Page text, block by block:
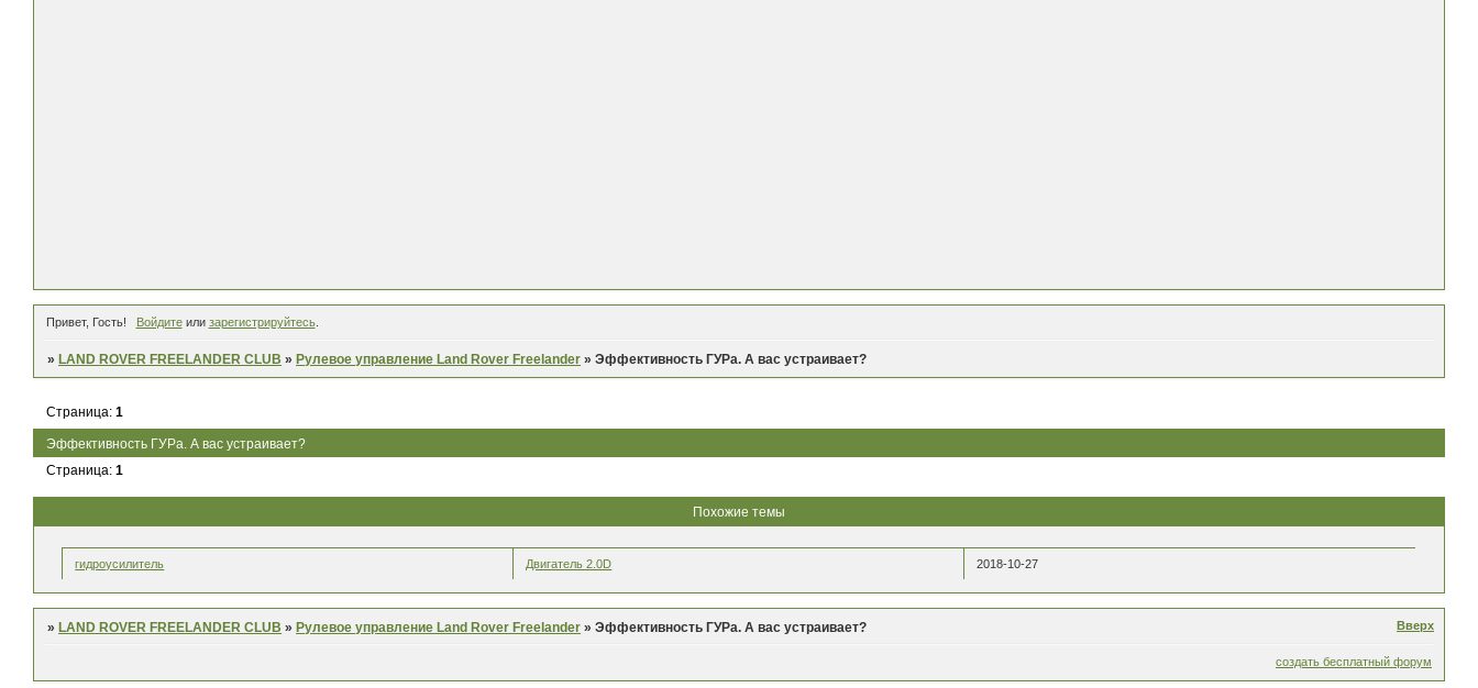
Привет, Гость! Войдитеили зарегистрируйтесь.
»LAND ROVER FREELANDER CLUB »Рулевое управление Land Rover Freelander »Эффективность ГУРа. А вас устраивает?
Эффективность ГУРа. А вас устраивает?
Страница:1
Страница:1
Похожие темы
гидроусилитель Двигатель 2.0D 2018-10-27
»LAND ROVER FREELANDER CLUB »Рулевое управление Land Rover Freelander »Эффективность ГУРа. А вас устраивает? Вверх
создать бесплатный форум